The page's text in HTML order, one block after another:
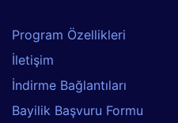
Program Özellikleri
İletişim
İndirme Bağlantıları
Bayilik Başvuru Formu